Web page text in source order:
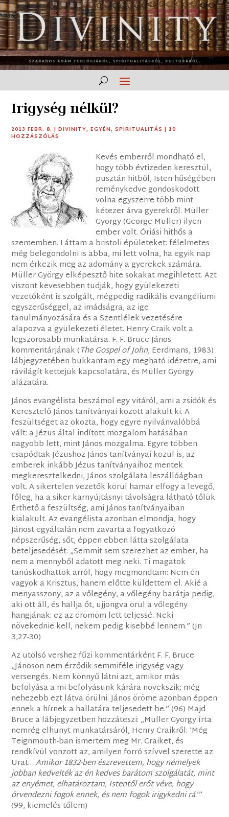
Irigység nélkül?
2013 FEBR. 8. |DIVINITY,EGYÉN,SPIRITUALITÁS | 10
HOZZÁSZÓLÁS
Kevés emberről mondható el,
hogy több évtizeden keresztül,
pusztán hitből, Isten hűségében
reménykedve gondoskodott
volna egyszerre több mint
kétezer árva gyerekről. Müller
György (George Muller) ilyen
ember volt. Óriási hithős a
szememben. Láttam a bristoli épületeket: félelmetes
még belegondolni is abba, mi lett volna, ha egyik nap
nem érkezik meg az adomány a gyerekek számára.
Müller György elképesztő hite sokakat megihletett. Azt
viszont kevesebben tudják, hogy gyülekezeti
vezetőként is szolgált, mégpedig radikális evangéliumi
egyszerűséggel, az imádságra, az ige
tanulmányozására és a Szentlélek vezetésére
alapozva a gyülekezeti életet. Henry Craik volt a
legszorosabb munkatársa. F. F. Bruce János-
kommentárjának (The Gospel of John, Eerdmans, 1983)
lábjegyzetében bukkantam egy megható idézetre, ami
rávilágít kettejük kapcsolatára, és Müller György
alázatára.
János evangélista beszámol egy vitáról, ami a zsidók és
Keresztelő János tanítványai között alakult ki. A
feszültséget az okozta, hogy egyre nyilvánvalóbbá
vált: a Jézus által indított mozgalom hatásában
nagyobb lett, mint János mozgalma. Egyre többen
csapódtak Jézushoz János tanítványai közül is, az
emberek inkább Jézus tanítványaihoz mentek
megkeresztelkedni, János szolgálata leszállóágban
volt. A sikertelen vezetők körül hamar elfogy a levegő,
főleg, ha a siker karnyújtásnyi távolságra látható tőlük.
Érthető a feszültség, ami János tanítványaiban
kialakult. Az evangélista azonban elmondja, hogy
Jánost egyáltalán nem zavarta a fogyatkozó
népszerűség, sőt, éppen ebben látta szolgálata
beteljesedését. „Semmit sem szerezhet az ember, ha
nem a mennyből adatott meg neki. Ti magatok
tanúskodhattok arról, hogy megmondtam: Nem én
vagyok a Krisztus, hanem előtte küldettem el. Akié a
menyasszony, az a vőlegény, a vőlegény barátja pedig,
aki ott áll, és hallja őt, ujjongva örül a vőlegény
hangjának: ez az örömöm lett teljessé. Neki
növekednie kell, nekem pedig kisebbé lennem.” (Jn
3,27-30)
Az utolsó vershez fűzi kommentárként F. F. Bruce:
„Jánoson nem érződik semmiféle irigység vagy
versengés. Nem könnyű látni azt, amikor más
befolyása a mi befolyásunk kárára növekszik; még
nehezebb ezt látva örülni. János öröme azonban éppen
ennek a hírnek a hallatára teljesedett be.” (96) Majd
Bruce a lábjegyzetben hozzáteszi: „Müller György írta
nemrég elhunyt munkatársáról, Henry Craikről: ’Még
Teignmouth-ban ismertem meg Mr. Craiket, és
rendkívül vonzott az, amilyen forró szívvel szerette az
Urat…Amikor 1832-ben észrevettem, hogy némelyek
jobban kedvelték az én kedves barátom szolgálatát, mint
az enyémet, elhatároztam, Istentől erőt véve, hogy
örvendezni fogok ennek, és nem fogok irigykedni rá.’”
(99, kiemelés tőlem)